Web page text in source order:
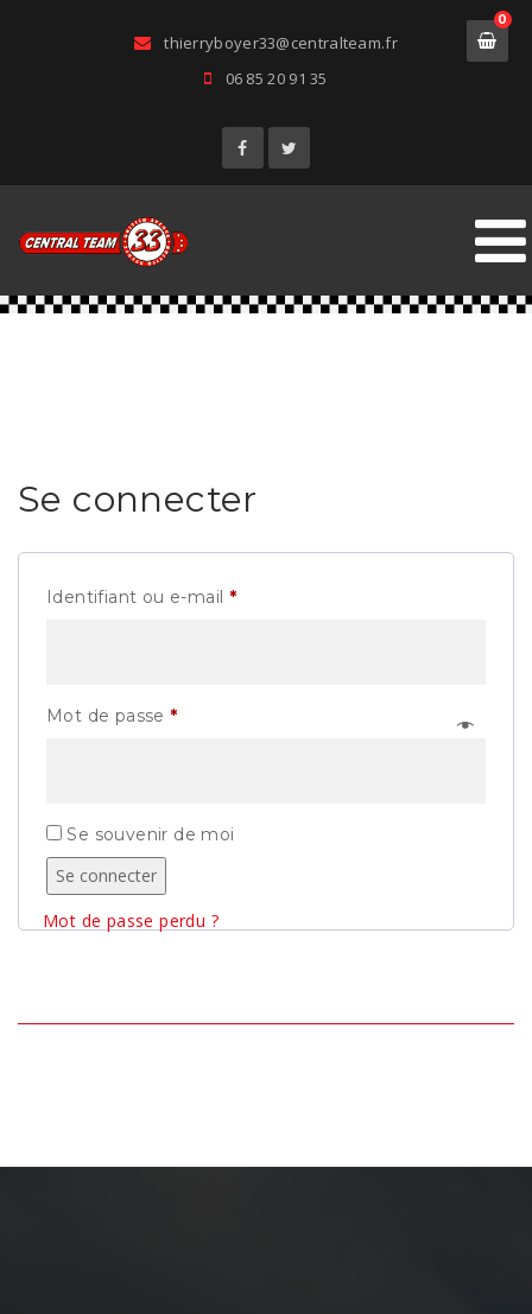
thierryboyer33@centralteam.fr
06 85 20 91 35
0
Se connecter
Identifiant ou e-mail *Obligatoire
Mot de passe *Obligatoire
Se souvenir de moi
Se connecter
Mot de passe perdu ?